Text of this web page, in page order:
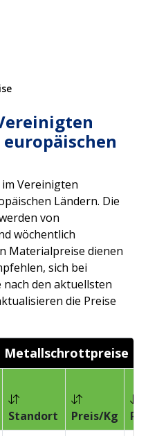
Vereinigten
Ländern. Die
von
wöchentlich
Materialpreise dienen
sich bei
den aktuellsten
die Preise
Metallschrottpreise
Standort Preis/Kg